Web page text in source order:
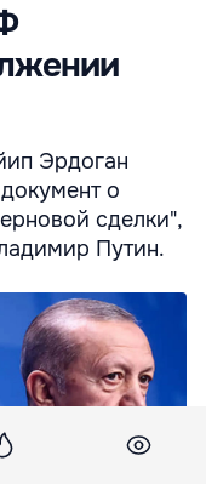
Эрдоган
о
сделки",
Путин.